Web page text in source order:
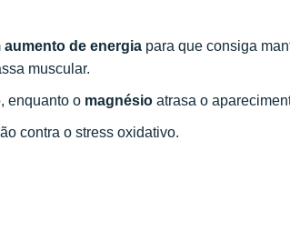
aumento de energia para que consiga
muscular.
enquanto o magnésio atrasa o
contra o stress oxidativo.